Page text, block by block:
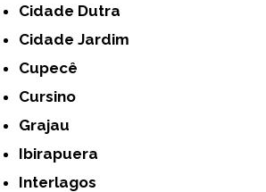
Cidade Dutra
Cidade Jardim
Cupecê
Cursino
Grajau
Ibirapuera
Interlagos